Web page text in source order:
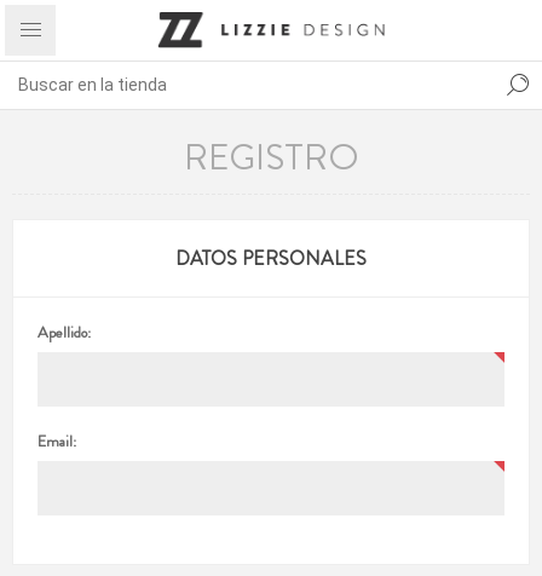
REGISTRO
DATOS PERSONALES
Apellido:
Email: